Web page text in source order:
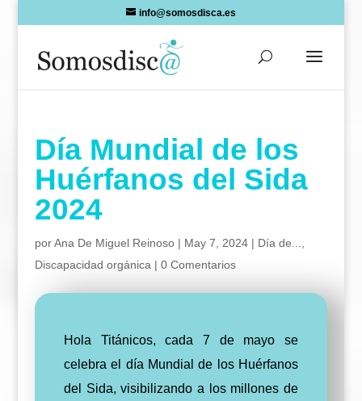
info@somosdisca.es
Día Mundial de los
Huérfanos del Sida
2024
porAna De Miguel Reinoso| May 7, 2024| Día de...
Discapacidad orgánica | 0 Comentarios
Hola Titánicos, cada 7 de mayo se
celebra el día Mundial de los Huérfanos
del Sida, visibilizando a los millones de